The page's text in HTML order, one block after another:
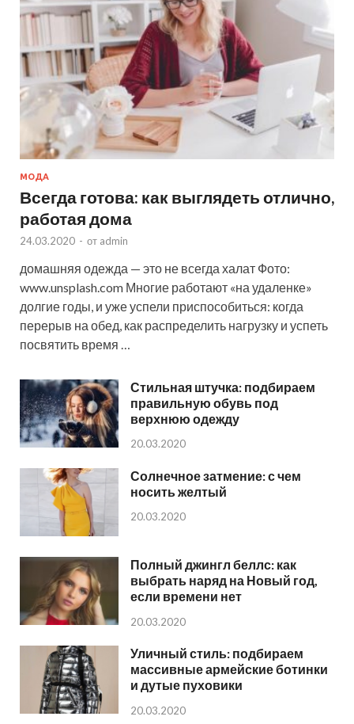
МОДА
Всегда готова: как выглядеть отлично,
работая дома
24.03.2020 - от admin
домашняя одежда — это не всегда халат Фото:
www.unsplash.com Многие работают «на удаленке»
долгие годы, и уже успели приспособиться: когда
перерыв на обед, как распределить нагрузку и успеть
посвятить время …
Стильная штучка: подбираем
правильную обувь под
верхнюю одежду
20.03.2020
Солнечное затмение: с чем
носить желтый
20.03.2020
Полный джингл беллс: как
выбрать наряд на Новый год,
если времени нет
20.03.2020
Уличный стиль: подбираем
массивные армейские ботинки
и дутые пуховики
20.03.2020